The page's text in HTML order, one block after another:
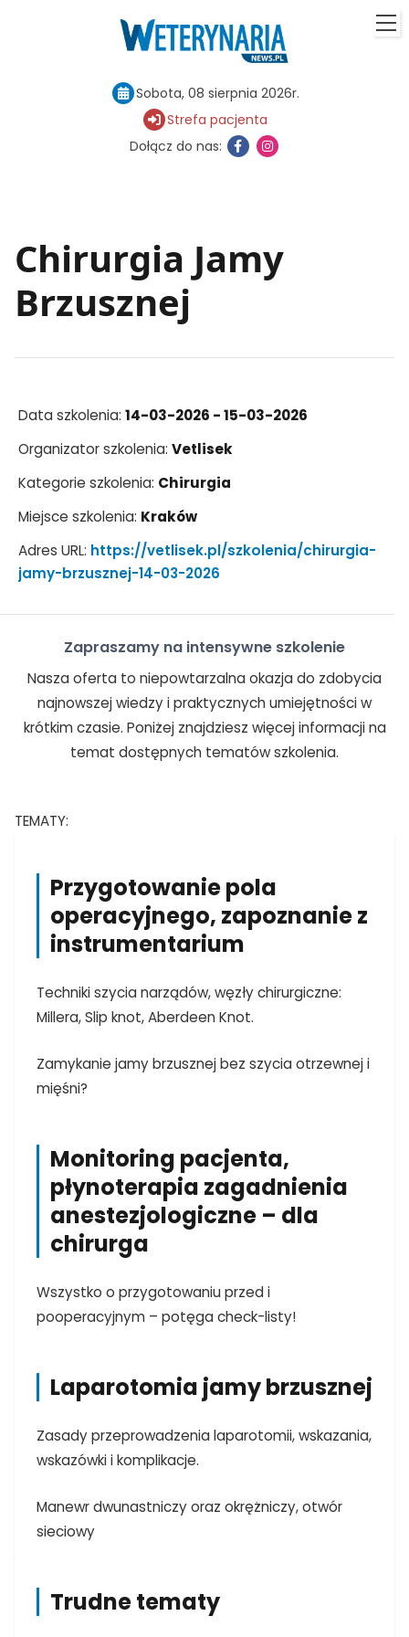
Sobota, 08 sierpnia 2026r.
Strefa pacjenta
Dołącz do nas:
Chirurgia Jamy
Brzusznej
Data szkolenia: 14-03-2026 - 15-03-2026
Organizator szkolenia: Vetlisek
Kategorie szkolenia: Chirurgia
Miejsce szkolenia: Kraków
Adres URL: https://vetlisek.pl/szkolenia/chirurgia-
jamy-brzusznej-14-03-2026
Zapraszamy na intensywne szkolenie
Nasza oferta to niepowtarzalna okazja do zdobycia
najnowszej wiedzy i praktycznych umiejętności w
krótkim czasie. Poniżej znajdziesz więcej informacji na
temat dostępnych tematów szkolenia.
TEMATY:
Przygotowanie pola
operacyjnego, zapoznanie z
instrumentarium
Techniki szycia narządów, węzły chirurgiczne:
Millera, Slip knot, Aberdeen Knot.
Zamykanie jamy brzusznej bez szycia otrzewnej i
mięśni?
Monitoring pacjenta,
płynoterapia zagadnienia
anestezjologiczne – dla
chirurga
Wszystko o przygotowaniu przed i
pooperacyjnym – potęga check-listy!
Laparotomia jamy brzusznej
Zasady przeprowadzenia laparotomii, wskazania,
wskazówki i komplikacje.
Manewr dwunastniczy oraz okrężniczy, otwór
sieciowy
Trudne tematy